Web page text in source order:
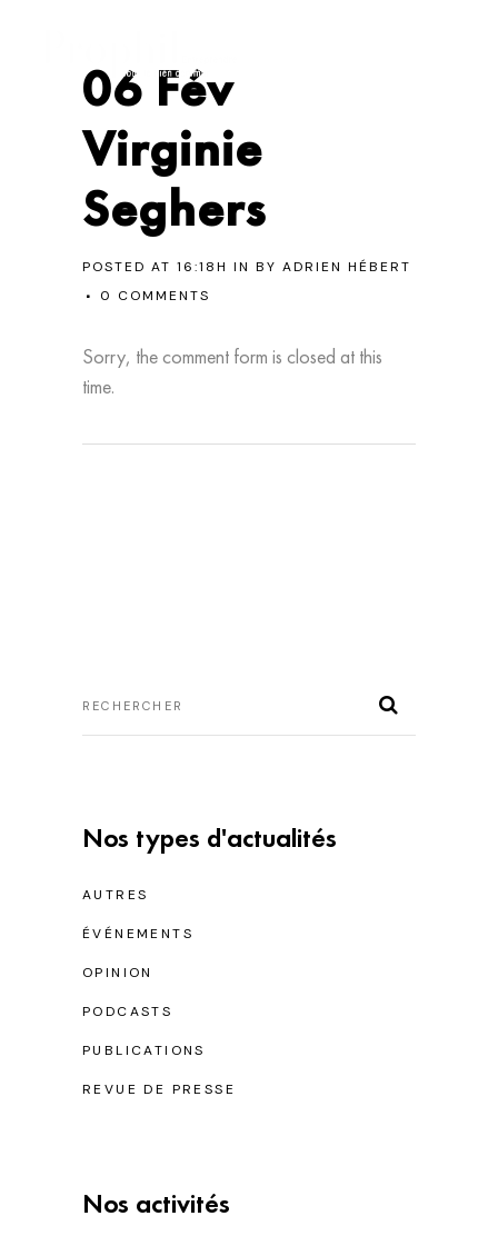
06 Fév
Virginie
Seghers
POSTED AT 16:18H IN BY ADRIEN HÉBERT
0 COMMENTS
Sorry, the comment form is closed at this
time.
Nos types d'actualités
AUTRES
ÉVÉNEMENTS
OPINION
PODCASTS
PUBLICATIONS
REVUE DE PRESSE
Nos activités